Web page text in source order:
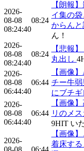
2026-
08-08
08:24:40
08:24
【朗報
イ集の
からん
ん！
2026-
08-08
08:24:40
08:24
【悲報
丸出し 4
2026-
08-08
06:44:40
06:44
【画像
チー牛弱
にブチギ
2026-
08-08
06:44:40
06:44
【画像
リのメ
9HIT い
2026-
【画像
着床す